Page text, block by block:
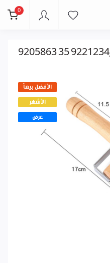
0
الأفضل بيعاً
الأشهر
عرض